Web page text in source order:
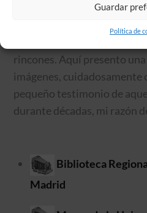
Guardar
Política de
Han pasado más de 120
aunque mucho se ha
rincones. Aquí presento una
imágenes, cuidadosamente
pequeño testimonio de
durante décadas, mi razón
Biblioteca
Madrid